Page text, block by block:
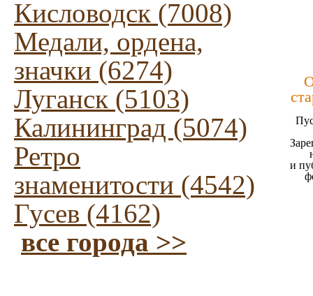
Кисловодск (7008)
Медали, ордена,
значки (6274)
Луганск (5103)
Калининград (5074)
Ретро
знаменитости (4542)
Гусев (4162)
все города >>
и